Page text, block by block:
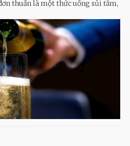
thuần là một thức uống sủi tăm,